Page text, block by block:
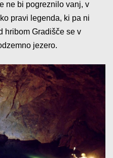
ne bi pogreznilo vanj, v
pravi legenda, ki pa ni
hribom Gradišče se v
jezero.